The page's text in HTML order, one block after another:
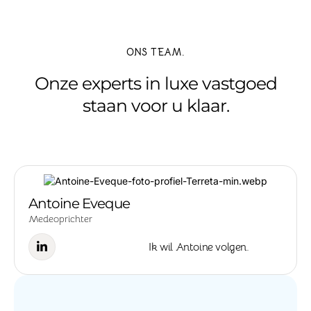
ONS TEAM.
Onze experts in luxe vastgoed
staan voor u klaar.
Antoine Eveque
Medeoprichter
Ik wil Antoine volgen.